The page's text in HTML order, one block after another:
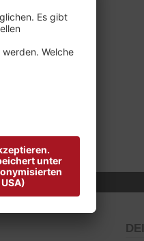
zum Freude schenken